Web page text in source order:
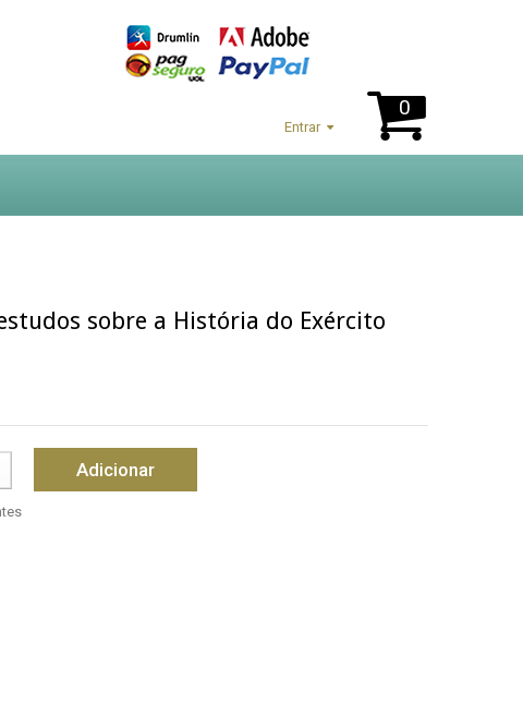
0
Entrar
sobre a História do Exército
Adicionar